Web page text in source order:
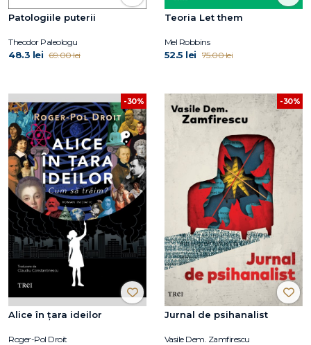
Patologiile puterii
Theodor Paleologu
48.3 lei 69.00 lei
Teoria Let them
Mel Robbins
52.5 lei 75.00 lei
-30%
Alice în țara ideilor
Roger-Pol Droit
-30%
Jurnal de psihanalist
Vasile Dem. Zamfirescu